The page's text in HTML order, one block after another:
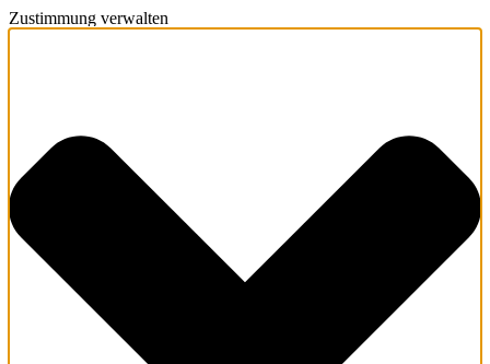
Zustimmung verwalten